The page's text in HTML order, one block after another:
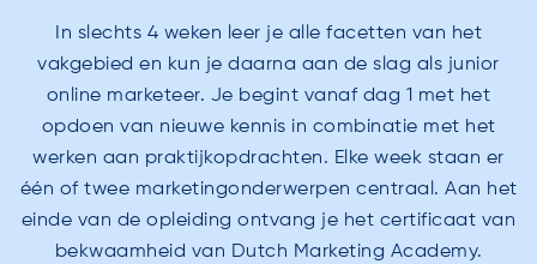
In slechts 4 weken leer je alle facetten van het
vakgebied en kun je daarna aan de slag als junior
online marketeer. Je begint vanaf dag 1 met het
opdoen van nieuwe kennis in combinatie met het
werken aan praktijkopdrachten. Elke week staan er
één of twee marketingonderwerpen centraal. Aan het
einde van de opleiding ontvang je het certificaat van
bekwaamheid van Dutch Marketing Academy.